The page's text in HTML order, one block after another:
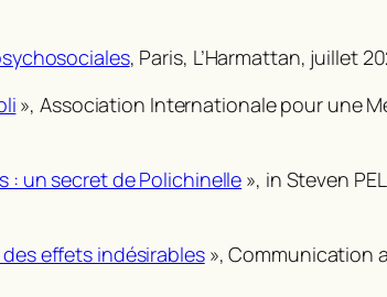
, Paris, L’Harmattan, juillet
», Association Internationale pour une
: un secret de Polichinelle », in Steven
effets indésirables», Communication